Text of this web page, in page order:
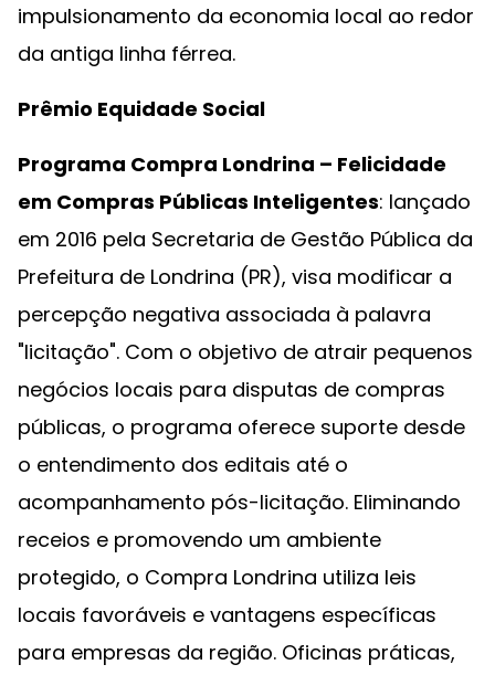
impulsionamento da economia local ao redor
da antiga linha férrea.
Prêmio Equidade Social
Programa Compra Londrina – Felicidade
em Compras Públicas Inteligentes: lançado
em 2016 pela Secretaria de Gestão Pública da
Prefeitura de Londrina (PR), visa modificar a
percepção negativa associada à palavra
"licitação". Com o objetivo de atrair pequenos
negócios locais para disputas de compras
públicas, o programa oferece suporte desde
o entendimento dos editais até o
acompanhamento pós-licitação. Eliminando
receios e promovendo um ambiente
protegido, o Compra Londrina utiliza leis
locais favoráveis e vantagens específicas
para empresas da região. Oficinas práticas,